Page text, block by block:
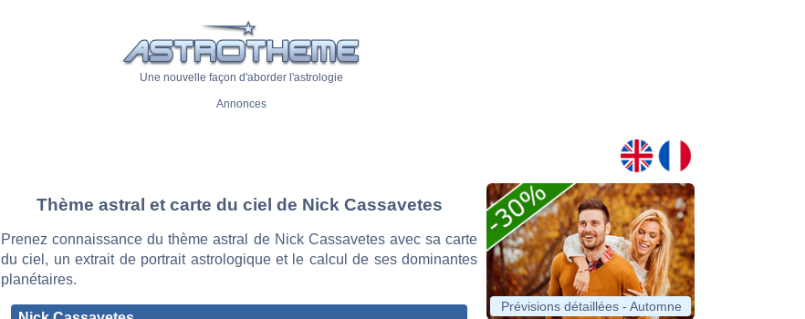
Une nouvelle façon d'aborder l'astrologie
Annonces
Thème astral et carte du ciel de Nick Cassavetes
Prenez connaissance du thème astral de Nick Cassavetes avec sa carte
du ciel, un extrait de portrait astrologique et le calcul de ses dominantes
planétaires.
Prévisions détaillées - Automne